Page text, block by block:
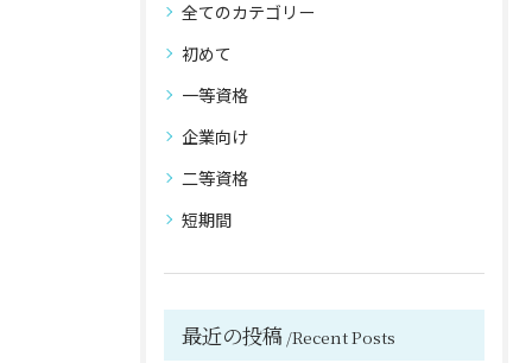
全てのカテゴリー
初めて
一等資格
企業向け
二等資格
短期間
最近の投稿 Recent Posts
お気軽にお問い合わせください
お気軽にお問い合わせください